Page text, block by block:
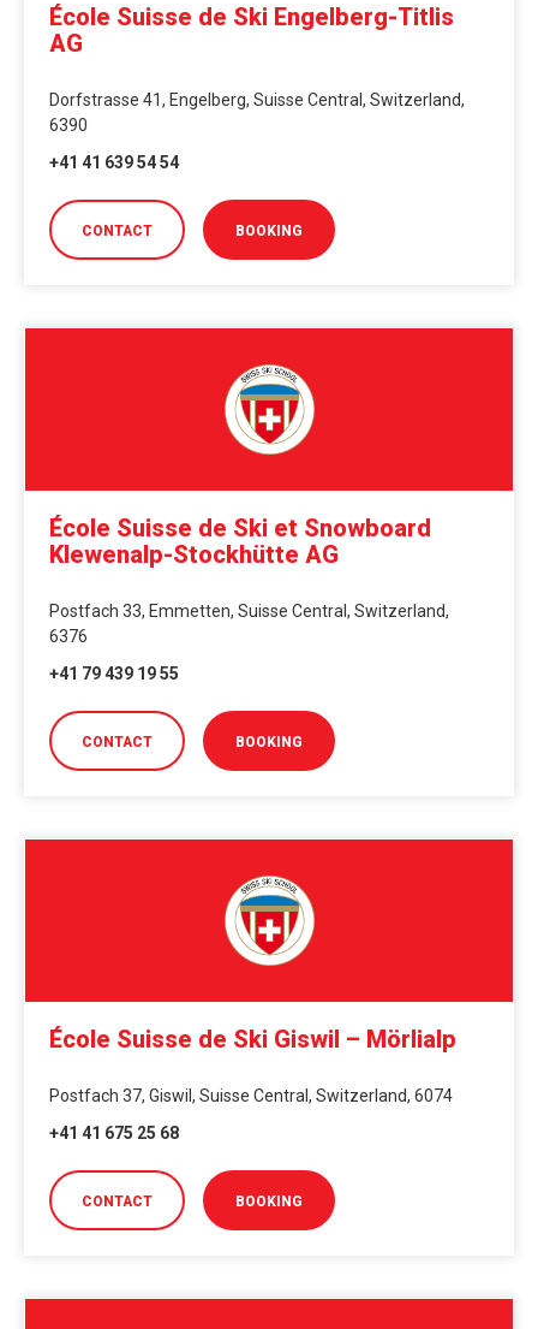
École Suisse de Ski Engelberg-Titlis
AG
Dorfstrasse 41, Engelberg, Suisse Central, Switzerland,
6390
+41 41 639 54 54
CONTACT BOOKING
École Suisse de Ski et Snowboard
Klewenalp-Stockhütte AG
Postfach 33, Emmetten, Suisse Central, Switzerland,
6376
+41 79 439 19 55
CONTACT BOOKING
École Suisse de Ski Giswil – Mörlialp
Postfach 37, Giswil, Suisse Central, Switzerland, 6074
+41 41 675 25 68
CONTACT BOOKING